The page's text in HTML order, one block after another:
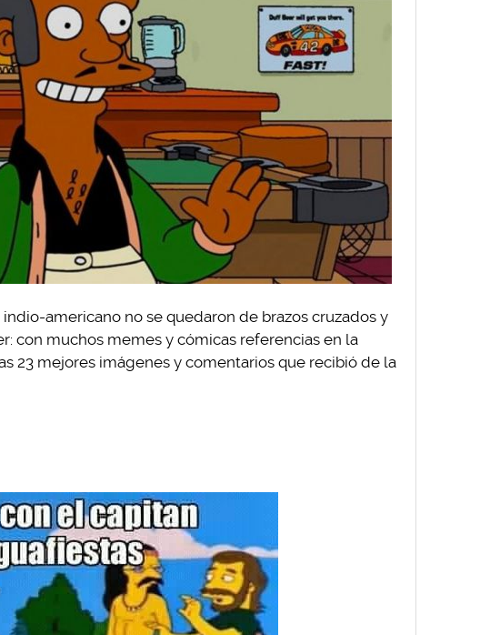
americano no se quedaron de brazos cruzados y
con muchos memes y cómicas referencias en la
23 mejores imágenes y comentarios que recibió de la